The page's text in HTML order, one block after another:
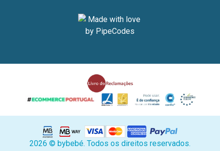
2026 © bybebé. Todos os direitos reservados.